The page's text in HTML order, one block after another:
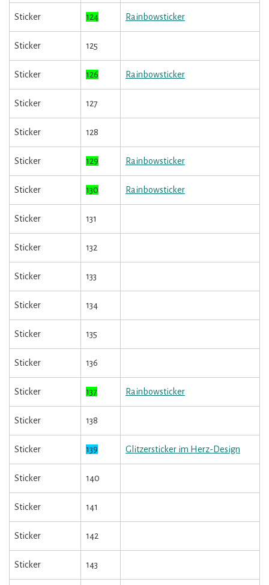
Sticker 124 Rainbowsticker
Sticker 125
Sticker 126 Rainbowsticker
Sticker 127
Sticker 128
Sticker 129 Rainbowsticker
Sticker 130 Rainbowsticker
Sticker 131
Sticker 132
Sticker 133
Sticker 134
Sticker 135
Sticker 136
Sticker 137 Rainbowsticker
Sticker 138
Sticker 139 Glitzersticker im Herz-Design
Sticker 140
Sticker 141
Sticker 142
Sticker 143